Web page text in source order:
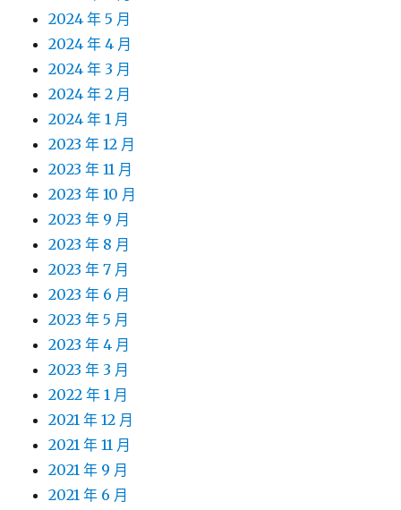
2024 年 5 月
2024 年 4 月
2024 年 3 月
2024 年 2 月
2024 年 1 月
2023 年 12 月
2023 年 11 月
2023 年 10 月
2023 年 9 月
2023 年 8 月
2023 年 7 月
2023 年 6 月
2023 年 5 月
2023 年 4 月
2023 年 3 月
2022 年 1 月
2021 年 12 月
2021 年 11 月
2021 年 9 月
2021 年 6 月